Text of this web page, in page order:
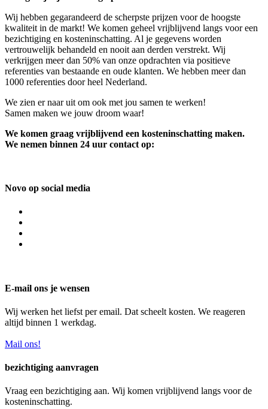
Wij hebben gegarandeerd de scherpste prijzen voor de hoogste
kwaliteit in de markt! We komen geheel vrijblijvend langs voor een
bezichtiging en kosteninschatting. Al je gegevens worden
vertrouwelijk behandeld en nooit aan derden verstrekt. Wij
verkrijgen meer dan 50% van onze opdrachten via positieve
referenties van bestaande en oude klanten. We hebben meer dan
1000 referenties door heel Nederland.
We zien er naar uit om ook met jou samen te werken!
Samen maken we jouw droom waar!
We komen graag vrijblijvend een kosteninschatting maken.
We nemen binnen 24 uur contact op:
Novo op social media
E-mail ons je wensen
Wij werken het liefst per email. Dat scheelt kosten. We reageren
altijd binnen 1 werkdag.
Mail ons!
bezichtiging aanvragen
Vraag een bezichtiging aan. Wij komen vrijblijvend langs voor de
kosteninschatting.